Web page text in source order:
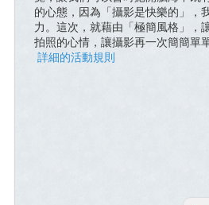
的心態，因為「攝影是快樂的」，
力。這次，就藉由「極簡風格」，
拍照的心情，讓攝影再一次簡簡單
詳細的活動規則